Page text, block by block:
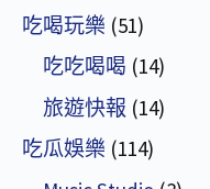
吃喝玩樂 (51)
吃吃喝喝 (14)
旅遊快報 (14)
吃瓜娛樂 (114)